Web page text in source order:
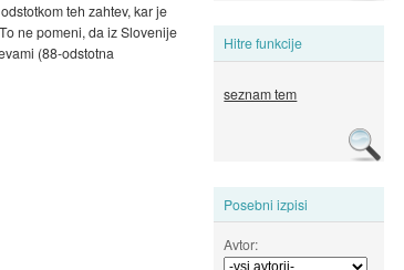
Hitre funkcije
seznam tem
Posebni izpisi
Avtor:
teh zahtev, kar je
ne pomeni, da iz Slovenije
(88-odstotna